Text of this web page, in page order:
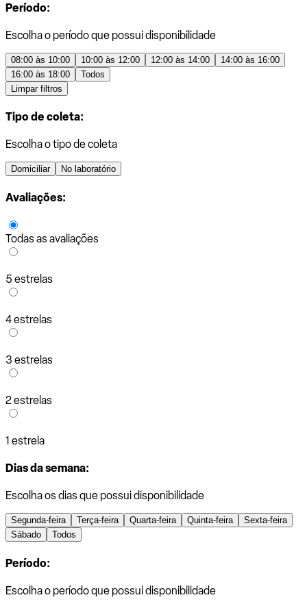
Período:
Escolha o período que possui disponibilidade
08:00 às 10:00 10:00 às 12:00 12:00 às 14:00
14:00 às 16:00
16:00 às 18:00
Todos
Limpar filtros
Tipo de coleta:
Escolha o tipo de coleta
Domiciliar No laboratório
Avaliações:
Todas as avaliações
5 estrelas
4 estrelas
3 estrelas
2 estrelas
1 estrela
Dias da semana:
Escolha os dias que possui disponibilidade
Segunda-feira Terça-feira Quarta-feira Quinta-feira
Sexta-feira
Sábado
Todos
Período:
Escolha o período que possui disponibilidade